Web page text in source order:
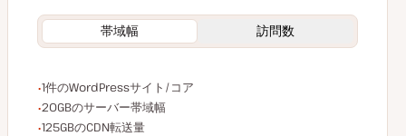
帯域幅 訪問数
WordPressサイト/コア数
1件のWordPressサイト/コア
サーバー帯域幅
20GBのサーバー帯域幅
CDN転送量
125GBのCDN転送量